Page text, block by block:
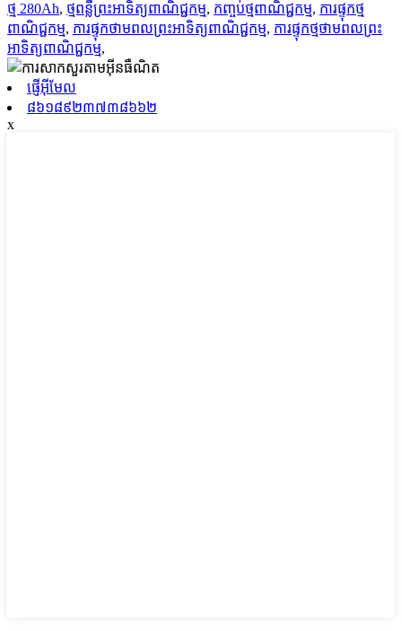
ថ្ម 280Ah, ថ្មពន្លឺព្រះអាទិត្យពាណិជ្ជកម្ម, កញ្ចប់ថ្មពាណិជ្ជកម្ម, ការផ្ទុកថ្ម
ពាណិជ្ជកម្ម, ការផ្ទុកថាមពលព្រះអាទិត្យពាណិជ្ជកម្ម, ការផ្ទុកថ្មថាមពលព្រះ
អាទិត្យពាណិជ្ជកម្ម,
ផ្ញើអ៊ីមែល
៨៦១៨៩២៣៧៣៨៦៦២
x